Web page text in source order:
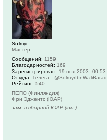
Solmyr
Мастер
Сообщений: 1159
Благодарностей: 169
Зарегистрирован: 19 ноя 2003, 00:53
Откуда: Телега - @SolmyrIbnWaliBarad
Рейтинг: 540
ПЕПО (Финляндия)
Фри Эджентс (ЮАР)
зам. в сборной ЮАР (юн.)